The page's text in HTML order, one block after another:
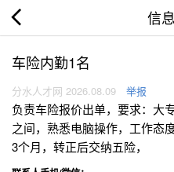
信
车险内勤1名
分水人才网 2026.08.09 举报
负责车险报价出单，要求：大
之间，熟悉电脑操作，工作态
3个月，转正后交纳五险，